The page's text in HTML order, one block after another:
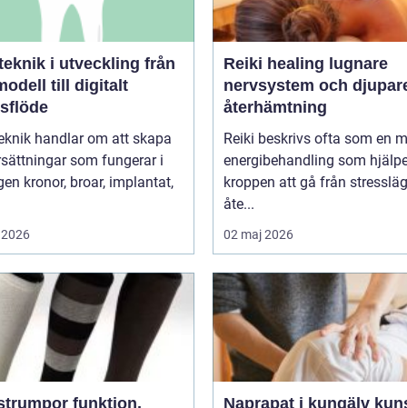
i utveckling från
till digitalt
handlar om att skapa
som fungerar i
Reiki healing lugnare
nervsystem och
återhämtning
Reiki beskrivs ofta som en
energibehandling som
kroppen att gå från
åte...
02 maj 2026
funktion,
Naprapat i kungälv kunskap,